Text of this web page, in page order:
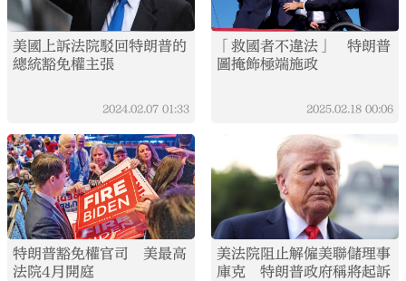
美國上訴法院駁回特朗普的
總統豁免權主張
2024.02.07 01:33
「救國者不違法」 特朗普
圖掩飾極端施政
2025.02.18 00:06
特朗普豁免權官司 美最高
法院4月開庭
美法院阻止解僱美聯儲理事
庫克 特朗普政府稱將起訴